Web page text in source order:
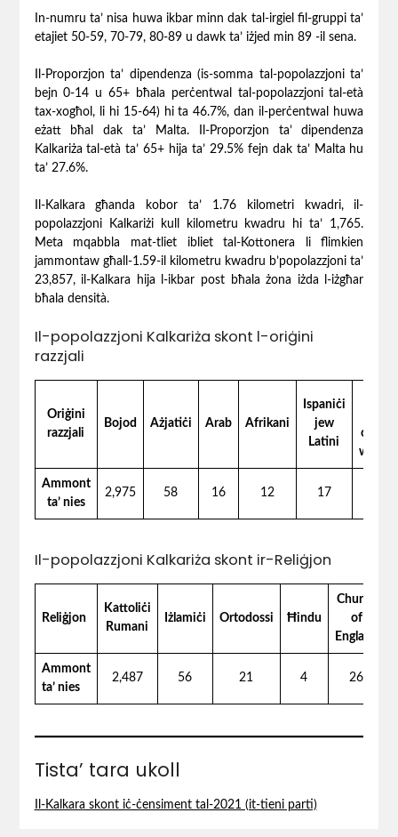
In-numru ta’ nisa huwa ikbar minn dak tal-irgiel fil-gruppi ta’
etajiet 50-59, 70-79, 80-89 u dawk ta’ iżjed min 89 -il sena.
Il-Proporzjon ta’ dipendenza (is-somma tal-popolazzjoni ta’
bejn 0‐14 u 65+ bħala perċentwal tal-popolazzjoni tal-età
tax-xogħol, li hi 15‐64) hi ta 46.7%, dan il-perċentwal huwa
eżatt bħal dak ta’ Malta. Il-Proporzjon ta’ dipendenza
Kalkariża tal-età ta’ 65+ hija ta’ 29.5% fejn dak ta’ Malta hu
ta’ 27.6%.
Il-Kalkara għanda kobor ta’ 1.76 kilometri kwadri, il-
popolazzjoni Kalkariżi kull kilometru kwadru hi ta’ 1,765.
Meta mqabbla mat-tliet ibliet tal-Kottonera li flimkien
jammontaw għall-1.59-il kilometru kwadru b’popolazzjoni ta’
23,857, il-Kalkara hija l-ikbar post bħala żona iżda l-iżgħar
bħala densità.
Il-popolazzjoni Kalkariża skont l-oriġini
razzjali
Oriġini
razzjali
Bojod Ażjatiċi Arab Afrikani
Ispaniċi
jew
Latini
oriġini
wieħed
Ammont
ta’ nies
2,975 58 16 12 17
Il-popolazzjoni Kalkariża skont ir-Reliġjon
Reliġjon
Kattoliċi
Rumani
Iżlamiċi Ortodossi Ħindu
Church
of
England
Ammont
ta’ nies
2,487 56 21 4 26
Tista’ tara ukoll
Il-Kalkara skont iċ-ċensiment tal-2021 (it-tieni parti)